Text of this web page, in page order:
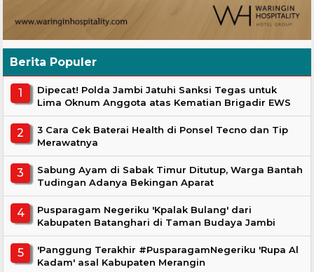
Berita Populer
Dipecat! Polda Jambi Jatuhi Sanksi Tegas untuk
Lima Oknum Anggota atas Kematian Brigadir EWS
3 Cara Cek Baterai Health di Ponsel Tecno dan Tip
Merawatnya
Sabung Ayam di Sabak Timur Ditutup, Warga Bantah
Tudingan Adanya Bekingan Aparat
Pusparagam Negeriku 'Kpalak Bulang' dari
Kabupaten Batanghari di Taman Budaya Jambi
'Panggung Terakhir #PusparagamNegeriku 'Rupa Al
Kadam' asal Kabupaten Merangin